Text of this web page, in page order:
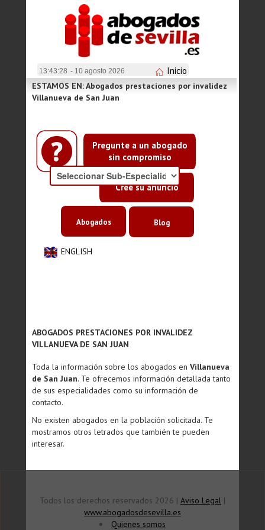
13:43:28 - 10 agosto 2026 Inicio
Pregunte a un abogado
sin compromiso
Cree su anuncio
ESTAMOS EN: Abogados prestaciones por invalidez
Villanueva de San Juan
ENGLISH
Abogados Blog
ABOGADOS PRESTACIONES POR INVALIDEZ
VILLANUEVA DE SAN JUAN
Toda la información sobre los abogados en Villanueva
de San Juan. Te ofrecemos información detallada tanto
de sus especialidades como su información de
contacto.
No existen abogados en la población solicitada. Te
mostramos otros letrados que también te pueden
interesar.
Todos los derechos reservados 2026 | Aviso Legal |
www.abogadosdesevilla.es
Quienes somos